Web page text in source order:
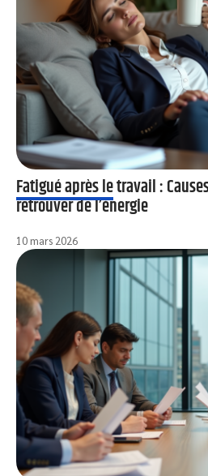
Fatigué après le travail :
retrouver de l’énergie
10 mars 2026